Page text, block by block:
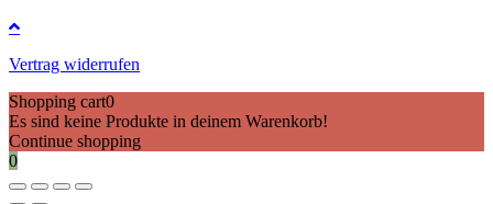
Vertrag widerrufen
Shopping cart0
Es sind keine Produkte in deinem Warenkorb!
Continue shopping
0